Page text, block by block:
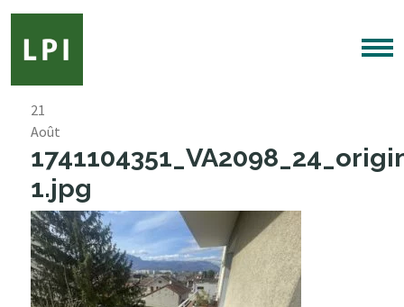
21
Août
1.jpg